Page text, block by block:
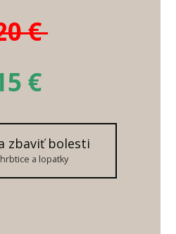
€
€
zbaviť bolesti
a lopatky